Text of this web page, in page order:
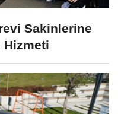
Sakinlerine
Hizmeti